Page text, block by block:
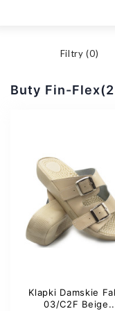
Filtry (0)
Buty Fin-
Klapki Damskie
03/C2F